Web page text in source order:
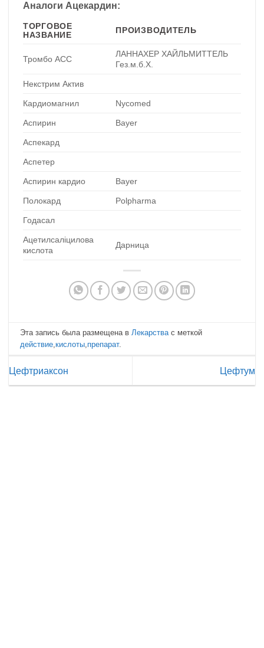
Аналоги Ацекардин:
ТОРГОВОЕ
НАЗВАНИЕ
ПРОИЗВОДИТЕЛЬ
Тромбо АСС
ЛАННАХЕР ХАЙЛЬМИТТЕЛЬ
Гез.м.б.Х.
Некстрим Актив
Кардиомагнил Nycomed
Аспирин Bayer
Аспекард
Аспетер
Аспирин кардио Bayer
Полокард Polpharma
Годасал
Ацетилсаліцилова
кислота
Дарница
Эта запись была размещена в Лекарства с меткой
действие ,кислоты препарат.
Цефтриаксон Цефтум